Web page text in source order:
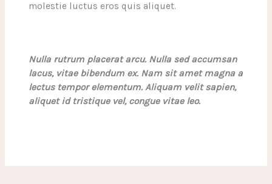
molestie luctus eros quis aliquet.
Nulla rutrum placerat arcu. Nulla sed accumsan
lacus, vitae bibendum ex. Nam sit amet magna a
lectus tempor elementum. Aliquam velit sapien,
aliquet id tristique vel, congue vitae leo.